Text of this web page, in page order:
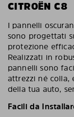
CITROËN C8
I pannelli
sono progettati
protezione
Realizzati in
pannelli sono
attrezzi né colla,
della tua auto,
Facili da